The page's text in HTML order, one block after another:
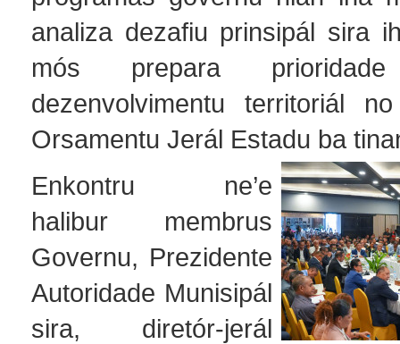
analiza dezafiu prinsipál sira
mós prepara
dezenvolvimentu territoriál
Orsamentu Jerál Estadu ba
Enkontru ne’e
halibur membrus
Governu, Prezidente
Autoridade Munisipál
sira, diretór-jerál